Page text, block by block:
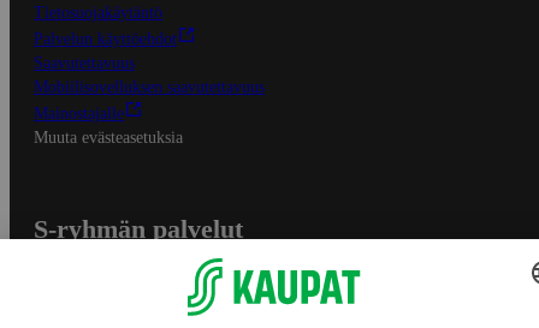
Tietosuojakäytäntö
Palvelun käyttöehdot
Saavutettavuus
Mobiilisovelluksen saavutettavuus
Mainostajalle
Muuta evästeasetuksia
S-ryhmän palvelut